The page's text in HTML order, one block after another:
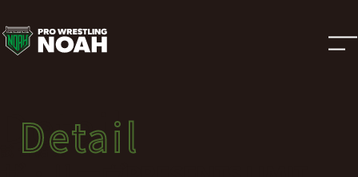
試
合
結
果
Detail
試合結果
Detail